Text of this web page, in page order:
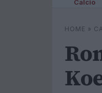
Calcio
HOME »